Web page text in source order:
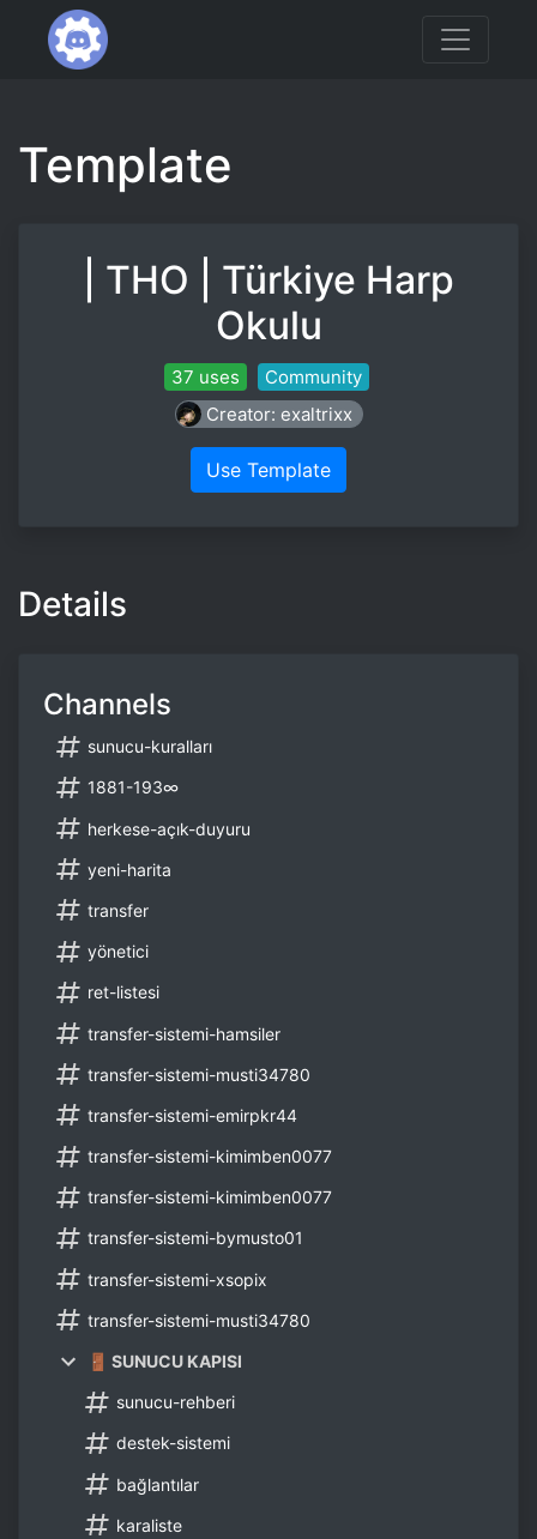
Template
| THO | Türkiye Harp
Okulu
37 uses
Community
Creator: exaltrixx
Use Template
Details
Channels
sunucu-kuralları
1881-193∞
herkese-açık-duyuru
yeni-harita
transfer
yönetici
ret-listesi
transfer-sistemi-hamsiler
transfer-sistemi-musti34780
transfer-sistemi-emirpkr44
transfer-sistemi-kimimben0077
transfer-sistemi-kimimben0077
transfer-sistemi-bymusto01
transfer-sistemi-xsopix
transfer-sistemi-musti34780
🚪 SUNUCU KAPISI
sunucu-rehberi
destek-sistemi
bağlantılar
karaliste